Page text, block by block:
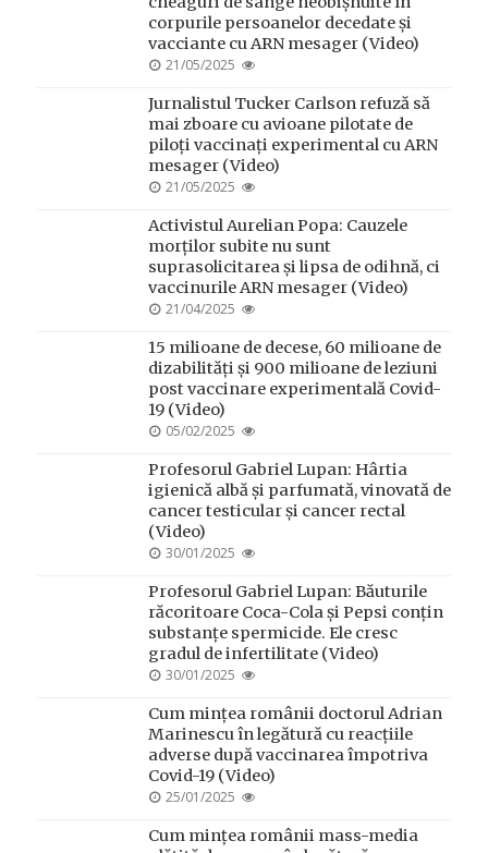
corpurile persoanelor decedate și
vacciante cu ARN mesager (Video)
POSTED
21/05/2025
Jurnalistul Tucker Carlson refuză să
mai zboare cu avioane pilotate de
piloți vaccinați experimental cu ARN
mesager (Video)
POSTED
21/05/2025
Activistul Aurelian Popa: Cauzele
morților subite nu sunt
suprasolicitarea și lipsa de odihnă, ci
vaccinurile ARN mesager (Video)
POSTED
21/04/2025
15 milioane de decese, 60 milioane de
dizabilități și 900 milioane de leziuni
post vaccinare experimentală Covid-
19 (Video)
POSTED
05/02/2025
Profesorul Gabriel Lupan: Hârtia
igienică albă și parfumată, vinovată de
cancer testicular și cancer rectal
(Video)
POSTED
30/01/2025
Profesorul Gabriel Lupan: Băuturile
răcoritoare Coca-Cola și Pepsi conțin
substanțe spermicide. Ele cresc
gradul de infertilitate (Video)
POSTED
30/01/2025
Cum mințea românii doctorul Adrian
Marinescu în legătură cu reacțiile
adverse după vaccinarea împotriva
Covid-19 (Video)
POSTED
25/01/2025
Cum mințea românii mass-media